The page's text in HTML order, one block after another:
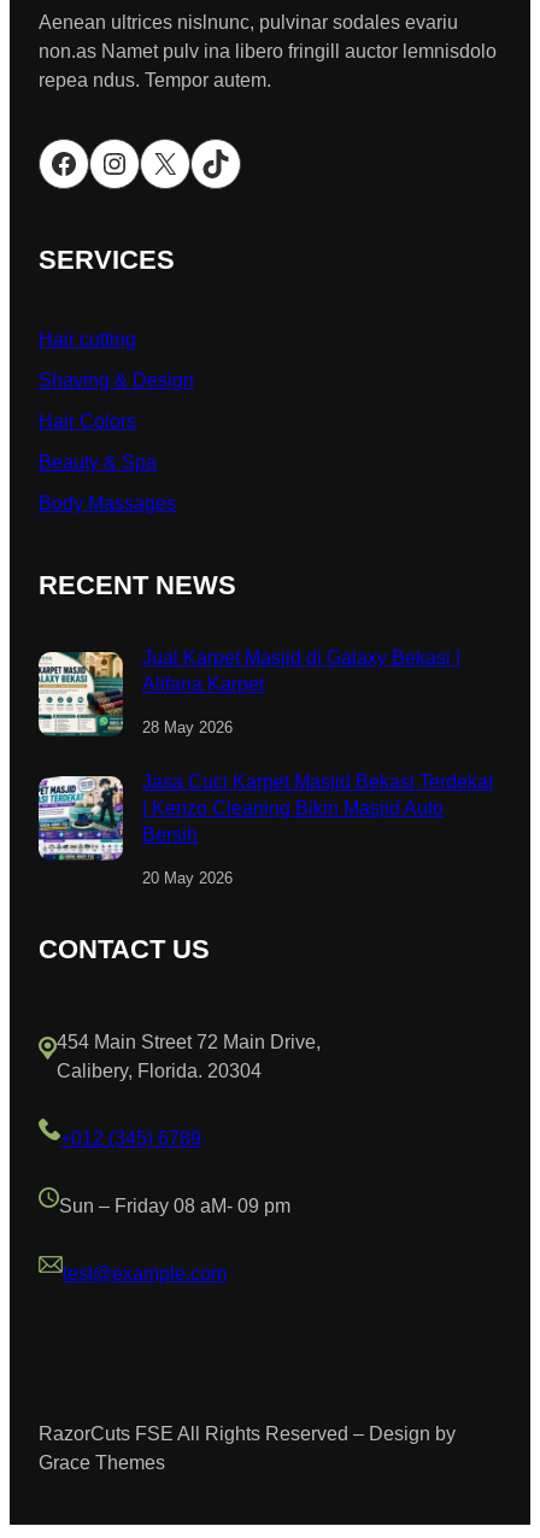
Aenean ultrices nislnunc, pulvinar sodales evariu
non.as Namet pulv ina libero fringill auctor lemnisdolo
repea ndus. Tempor autem.
Facebook Instagram X TikTok
SERVICES
Hair cutting
Shaving & Design
Hair Colors
Beauty & Spa
Body Massages
RECENT NEWS
Jual Karpet Masjid di Galaxy Bekasi |
Alifana Karpet
28 May 2026
Jasa Cuci Karpet Masjid Bekasi Terdekat
| Kenzo Cleaning Bikin Masjid Auto
Bersih
20 May 2026
CONTACT US
454 Main Street 72 Main Drive,
Calibery, Florida. 20304
+012 (345) 6789
Sun – Friday 08 aM- 09 pm
test@example.com
RazorCuts FSE All Rights Reserved – Design by
Grace Themes